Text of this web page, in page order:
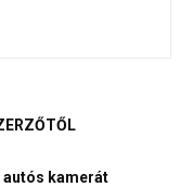
kamerát